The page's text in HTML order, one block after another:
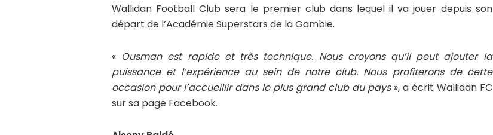
Wallidan Football Club sera le premier club dans lequel il va jouer depuis son
départ de l’Académie Superstars de la Gambie.
« Ousman est rapide et très technique. Nous croyons qu’il peut ajouter la
puissance et l’expérience au sein de notre club. Nous profiterons de cette
occasion pour l’accueillir dans le plus grand club du pays», a écrit Wallidan FC
sur sa page Facebook.